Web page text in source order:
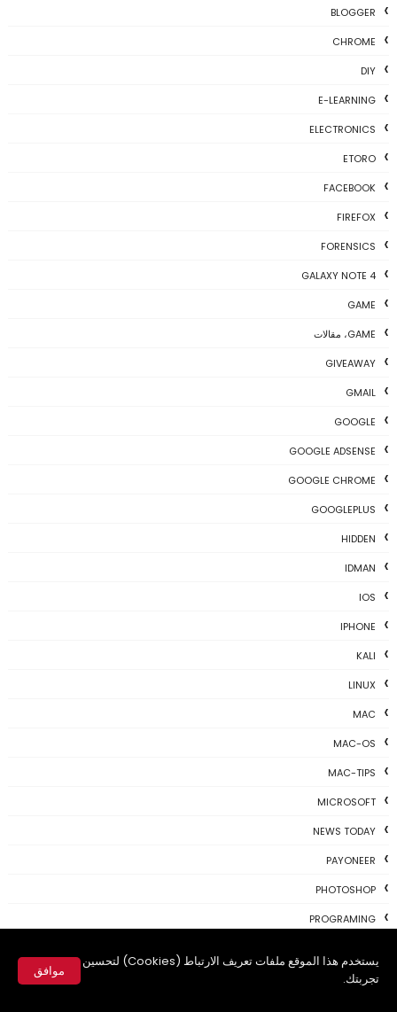
يستخدم هذا الموقع ملفات تعريف الارتباط (Cookies) لتحسين
تجربتك.
موافق
BLOGGER
CHROME
DIY
E-LEARNING
ELECTRONICS
ETORO
FACEBOOK
FIREFOX
FORENSICS
GALAXY NOTE 4
GAME
GAME، مقالات
GIVEAWAY
GMAIL
GOOGLE
GOOGLE ADSENSE
GOOGLE CHROME
GOOGLEPLUS
HIDDEN
IDMAN
IOS
IPHONE
KALI
LINUX
MAC
MAC-OS
MAC-TIPS
MICROSOFT
NEWS TODAY
PAYONEER
PHOTOSHOP
PROGRAMING
REVIEWS